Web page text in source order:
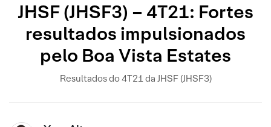
JHSF (JHSF3) – 4T21: Fortes
resultados impulsionados
pelo Boa Vista Estates
Resultados do 4T21 da JHSF (JHSF3)